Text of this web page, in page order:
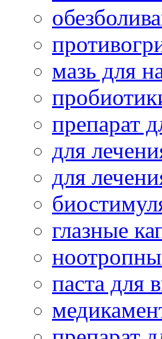
мазь для
препарат
для
для
глазные
паста для